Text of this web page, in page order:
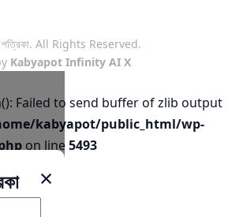
All Rights Reserved.
Kabyapot Infinity AI X
×
Failed to send buffer of zlib output
kabyapot/public_html/wp-
on line5493